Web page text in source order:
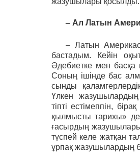
– Ал Латын
– Латын
бастадым. Кейін
Әдебиетке мен басқа
Соның ішінде бас
сынды
Үлкен жазушылардың
тіпті естімеппін,
қылмысты тарихы»
ғасырдың
түспей келе жатқан
ұрпақ жазушылардың